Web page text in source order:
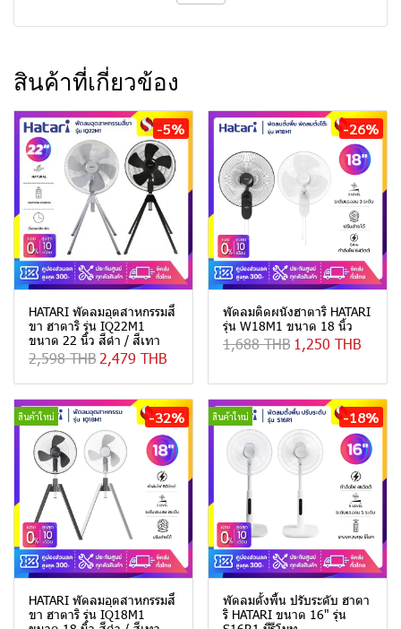
สินค้าที่เกี่ยวข้อง
-5%
HATARI พัดลมอุตสาหกรรมสี่
ขา ฮาตาริ รุ่น IQ22M1
ขนาด 22 นิ้ว สีดำ / สีเทา
2,598 THB 2,479 THB
-26%
พัดลมติดผนังฮาตาริ HATARI
รุ่น W18M1 ขนาด 18 นิ้ว
1,688 THB 1,250 THB
สินค้าใหม่ -32%
HATARI พัดลมอุตสาหกรรมสี่
ขา ฮาตาริ รุ่น IQ18M1
สินค้าใหม่ -18%
พัดลมตั้งพื้น ปรับระดับ ฮาตา
ริ HATARI ขนาด 16" รุ่น